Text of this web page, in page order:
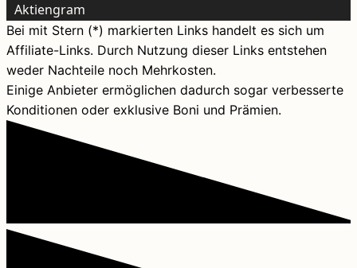
Aktiengram
Bei mit Stern (*) markierten Links handelt es sich um
Affiliate-Links. Durch Nutzung dieser Links entstehen
weder Nachteile noch Mehrkosten.
Einige Anbieter ermöglichen dadurch sogar verbesserte
Konditionen oder exklusive Boni und Prämien.